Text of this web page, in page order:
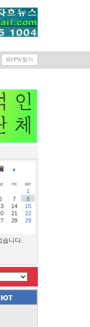
ID/PW찾기
1
7
8
14
15
21
22
28
29
습니다.